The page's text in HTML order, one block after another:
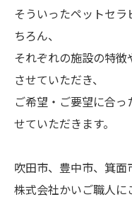
そういったペットセ
ちろん、
それぞれの施設の特
させていただき、
ご希望・ご要望に合
せていただきます。
吹田市、豊中市、箕面
株式会社かいご職人に